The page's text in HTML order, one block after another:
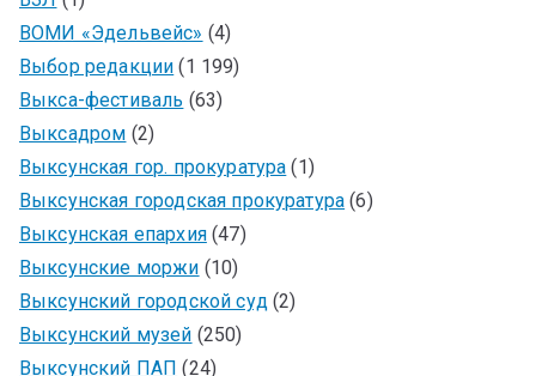
ВОМИ «Эдельвейс» (4)
Выбор редакции (1 199)
Выкса-фестиваль (63)
Выксадром (2)
Выксунская гор. прокуратура (1)
Выксунская городская прокуратура (6)
Выксунская епархия(47)
Выксунские моржи (10)
Выксунский городской суд(2)
Выксунский музей (250)
Выксунский ПАП (24)